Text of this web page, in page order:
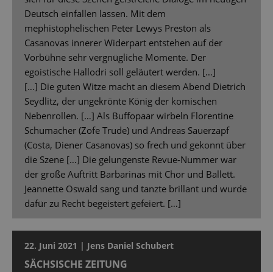
Deutsch einfallen lassen. Mit dem
mephistophelischen Peter Lewys Preston als
Casanovas innerer Widerpart entstehen auf der
Vorbühne sehr vergnügliche Momente. Der
egoistische Hallodri soll geläutert werden. […]
[…] Die guten Witze macht an diesem Abend Dietrich
Seydlitz, der ungekrönte König der komischen
Nebenrollen. […] Als Buffopaar wirbeln Florentine
Schumacher (Zofe Trude) und Andreas Sauerzapf
(Costa, Diener Casanovas) so frech und gekonnt über
die Szene […] Die gelungenste Revue-Nummer war
der große Auftritt Barbarinas mit Chor und Ballett.
Jeannette Oswald sang und tanzte brillant und wurde
dafür zu Recht begeistert gefeiert. […]
22. Juni 2021 | Jens Daniel Schubert
SÄCHSISCHE ZEITUNG